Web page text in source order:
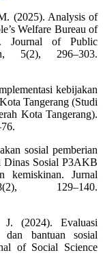
(2025). Analysis of
Welfare Bureau of
Journal of Public
5(2), 296–303.
kebijakan
Tangerang (Studi
Kota Tangerang).
sosial pemberian
Dinas Sosial P3AKB
kemiskinan. Jurnal
129–140.
(2024). Evaluasi
dan bantuan sosial
of Social Science